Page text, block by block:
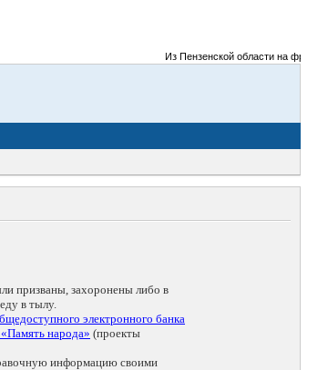
Из Пензенской области на фронты
призваны, захоронены либо в
в тылу.
электронного банка
народа» (проекты
информацию своими